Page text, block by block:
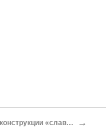
Принципы филологической реконструкции «славянских древностей» →